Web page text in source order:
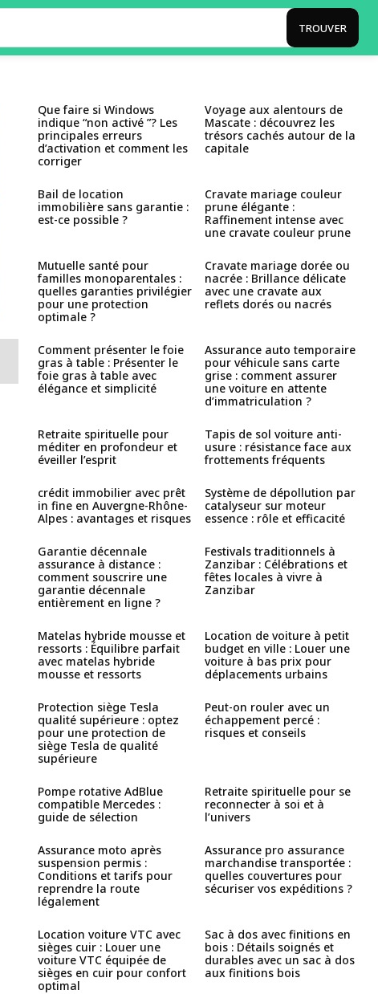
TROUVER
Que faire si Windows
indique “non activé ”? Les
principales erreurs
d’activation et comment les
corriger
Voyage aux alentours de
Mascate : découvrez les
trésors cachés autour de la
capitale
Bail de location
immobilière sans garantie :
est-ce possible ?
Cravate mariage couleur
prune élégante :
Raffinement intense avec
une cravate couleur prune
Mutuelle santé pour
familles monoparentales :
quelles garanties privilégier
pour une protection
optimale ?
Cravate mariage dorée ou
nacrée : Brillance délicate
avec une cravate aux
reflets dorés ou nacrés
Comment présenter le foie
gras à table : Présenter le
foie gras à table avec
élégance et simplicité
Assurance auto temporaire
pour véhicule sans carte
grise : comment assurer
une voiture en attente
d’immatriculation ?
Retraite spirituelle pour
méditer en profondeur et
éveiller l’esprit
Tapis de sol voiture anti-
usure : résistance face aux
frottements fréquents
crédit immobilier avec prêt
in fine en Auvergne-Rhône-
Alpes : avantages et risques
Système de dépollution par
catalyseur sur moteur
essence : rôle et efficacité
Garantie décennale
assurance à distance :
comment souscrire une
garantie décennale
entièrement en ligne ?
Festivals traditionnels à
Zanzibar : Célébrations et
fêtes locales à vivre à
Zanzibar
Matelas hybride mousse et
ressorts : Équilibre parfait
avec matelas hybride
mousse et ressorts
Location de voiture à petit
budget en ville : Louer une
voiture à bas prix pour
déplacements urbains
Protection siège Tesla
qualité supérieure : optez
pour une protection de
siège Tesla de qualité
supérieure
Peut-on rouler avec un
échappement percé :
risques et conseils
Pompe rotative AdBlue
compatible Mercedes :
guide de sélection
Retraite spirituelle pour se
reconnecter à soi et à
l’univers
Assurance moto après
suspension permis :
Conditions et tarifs pour
reprendre la route
légalement
Assurance pro assurance
marchandise transportée :
quelles couvertures pour
sécuriser vos expéditions ?
Location voiture VTC avec
sièges cuir : Louer une
voiture VTC équipée de
sièges en cuir pour confort
optimal
Sac à dos avec finitions en
bois : Détails soignés et
durables avec un sac à dos
aux finitions bois